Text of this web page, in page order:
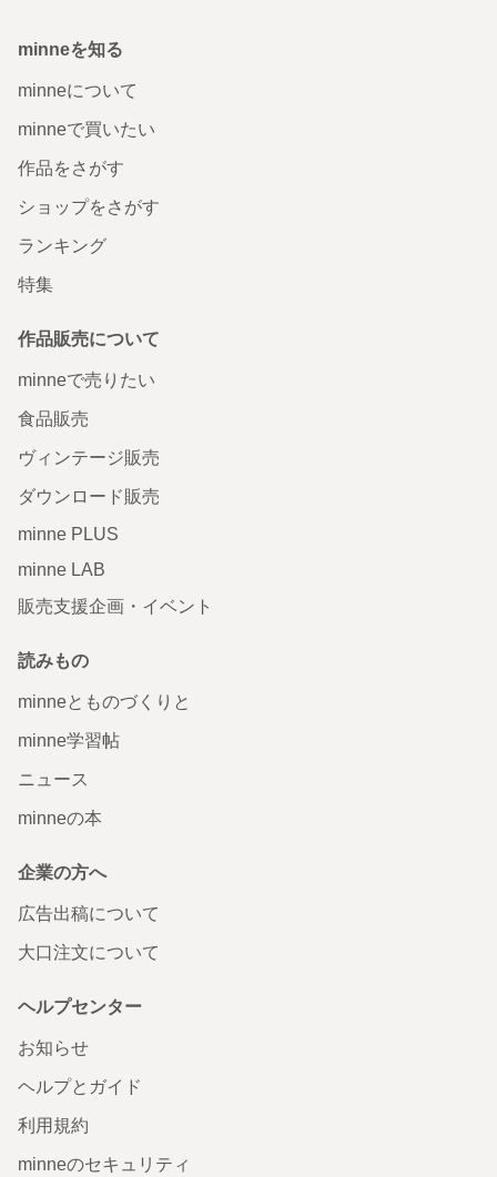
minneを知る
minneについて
minneで買いたい
作品をさがす
ショップをさがす
ランキング
特集
作品販売について
minneで売りたい
食品販売
ヴィンテージ販売
ダウンロード販売
minne PLUS
minne LAB
販売支援企画・イベント
読みもの
minneとものづくりと
minne学習帖
ニュース
minneの本
企業の方へ
広告出稿について
大口注文について
ヘルプセンター
お知らせ
ヘルプとガイド
利用規約
minneのセキュリティ